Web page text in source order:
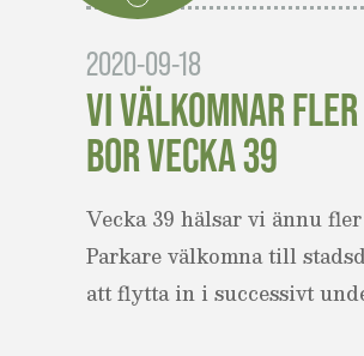
2020-09-18
VI VÄLKOMNAR
BOR VECKA 39
Vecka 39 hälsar vi ännu
Parkare välkomna till
att flytta in i successivt